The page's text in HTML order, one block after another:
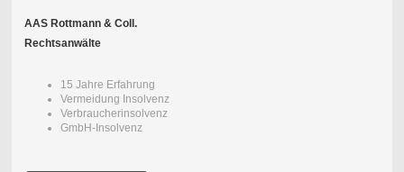
AAS Rottmann & Coll.
Rechtsanwälte
15 Jahre Erfahrung
Vermeidung Insolvenz
Verbraucherinsolvenz
GmbH-Insolvenz